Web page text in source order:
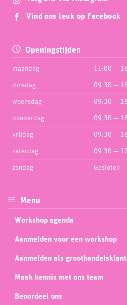
Vind ons leuk op Facebook
Openingstijden
maandag 11:00 —
dinsdag 09:30 —
woensdag 09:30 —
donderdag 09:30 —
vrijdag 09:30 —
zaterdag 09:30 —
zondag Gesloten
Menu
Workshop agenda
Aanmelden voor een workshop
Aanmelden als groothandelsklant
Maak kennis met ons team
Beoordeel ons